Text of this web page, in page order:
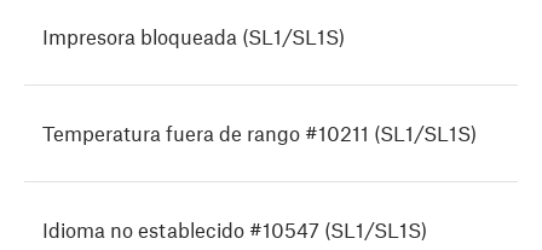
Impresora bloqueada (SL1/SL1S)
Temperatura fuera de rango #10211 (SL1/SL1S)
Idioma no establecido #10547 (SL1/SL1S)